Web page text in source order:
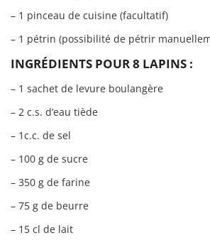
– 1 pinceau de cuisine (facultatif)
– 1 pétrin (possibilité de pétrir
INGRÉDIENTS POUR 8 LAPINS :
– 1 sachet de levure boulangère
– 2 c.s. d’eau tiède
– 1c.c. de sel
– 100 g de sucre
– 350 g de farine
– 75 g de beurre
– 15 cl de lait